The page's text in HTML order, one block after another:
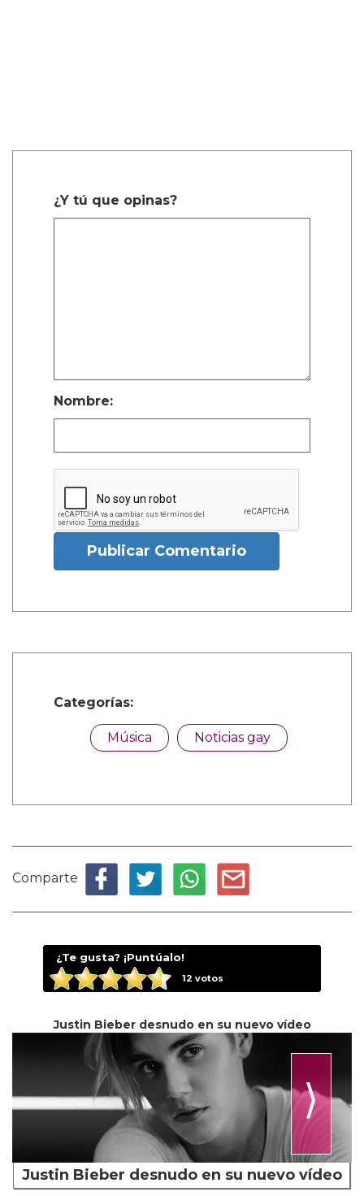
¿Y tú que opinas?
Nombre:
Publicar Comentario
Categorías:
Música Noticias gay
Comparte
¿Te gusta? ¡Puntúalo!
12 votos
Justin Bieber desnudo en su nuevo vídeo
⟩
Justin Bieber desnudo en su nuevo vídeo